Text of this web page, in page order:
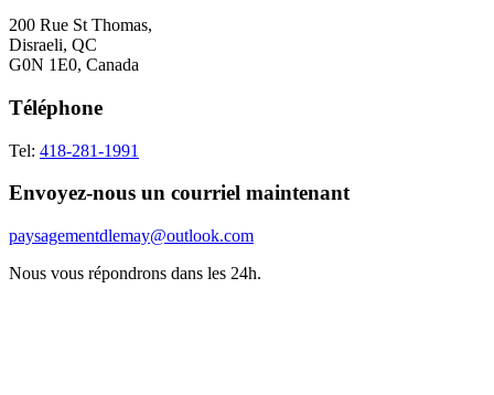
200 Rue St Thomas,
Disraeli, QC
G0N 1E0, Canada
Téléphone
Tel: 418-281-1991
Envoyez-nous un courriel maintenant
paysagementdlemay@outlook.com
Nous vous répondrons dans les 24h.